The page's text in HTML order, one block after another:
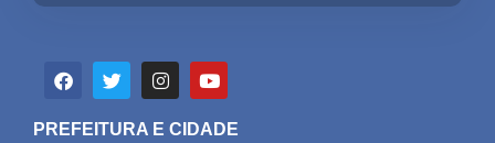
PREFEITURA E CIDADE